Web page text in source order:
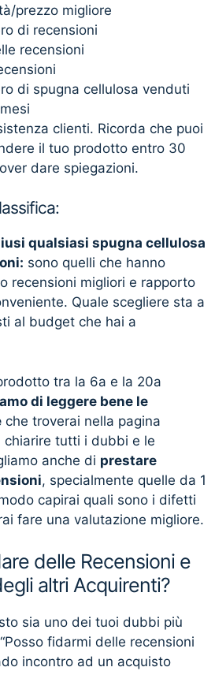
prezzo migliore
di recensioni
recensioni
di spugna cellulosa venduti
clienti. Ricorda che puoi
il tuo prodotto entro 30
dare spiegazioni.
qualsiasi spugna cellulosa
sono quelli che hanno
recensioni migliori e rapporto
Quale scegliere sta a
al budget che hai a
tra la 6a e la 20a
di leggere bene le
che troverai nella pagina
chiarire tutti i dubbi e le
anche di prestare
, specialmente quelle da 1
capirai quali sono i difetti
fare una valutazione migliore.
delle Recensioni e
altri Acquirenti?
sia uno dei tuoi dubbi più
fidarmi delle recensioni
incontro ad un acquisto